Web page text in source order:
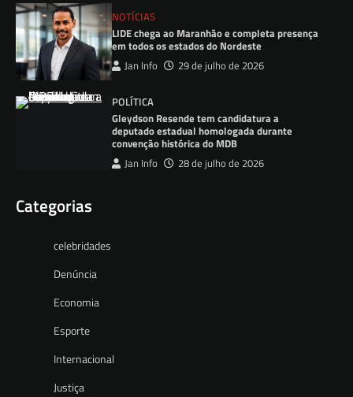
NOTÍCIAS
LIDE chega ao Maranhão e completa presença
em todos os estados do Nordeste
Jan Info 29 de julho de 2026
POLÍTICA
Gleydson Resende tem candidatura a
deputado estadual homologada durante
convenção histórica do MDB
Jan Info 28 de julho de 2026
Categorias
celebridades
Denúncia
Economia
Esporte
Internacional
Justiça